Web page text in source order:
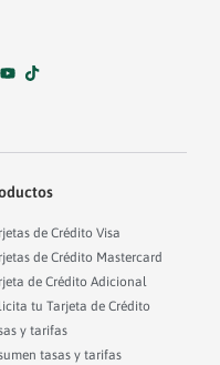
de Crédito Visa
de Crédito Mastercard
de Crédito Adicional
tu Tarjeta de Crédito
y tarifas
tasas y tarifas